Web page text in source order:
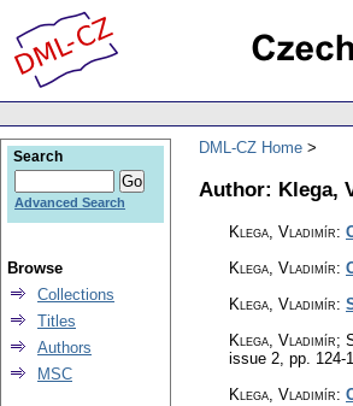
DML-CZ Home
Author: Klega,
Klega, Vladimír:
Klega, Vladimír:
Klega, Vladimír:
Klega, Vladimír;
issue 2, pp. 124-
Klega, Vladimír:
Search
Advanced Search
Browse
Collections
Titles
Authors
MSC